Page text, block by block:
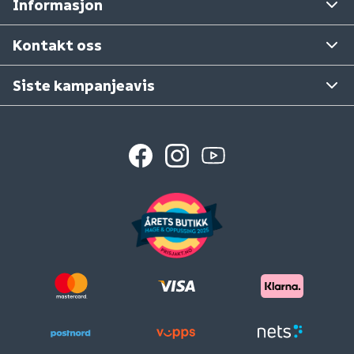
Informasjon
Kontakt oss
Ta gjerne kontakt med varehuset det gjelder.
Se våre varehus
Siste kampanjeavis